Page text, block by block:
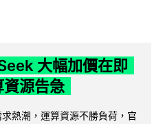
大幅加價在即
源告急
熱潮，運算資源不勝負荷，官